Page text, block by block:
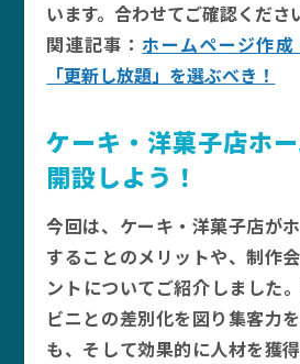
います。合わせてご確認くださ
関連記事：ホームページ作
「更新し放題」を選ぶべき！
ケーキ・洋菓子店ホ
開設しよう！
今回は、ケーキ・洋菓子店が
することのメリットや、制作
ントについてご紹介しました
ビニとの差別化を図り集客力
も、そして効果的に人材を獲